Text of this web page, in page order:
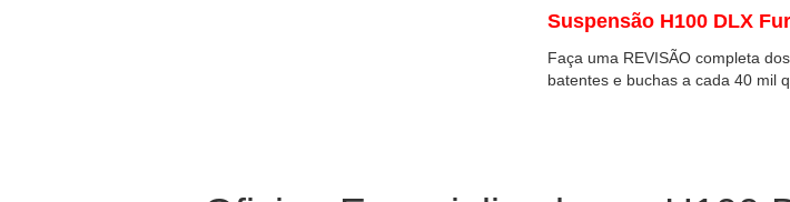
Suspensão H100 DLX
Faça uma REVISÃO completa
batentes e buchas a cada 40 mil